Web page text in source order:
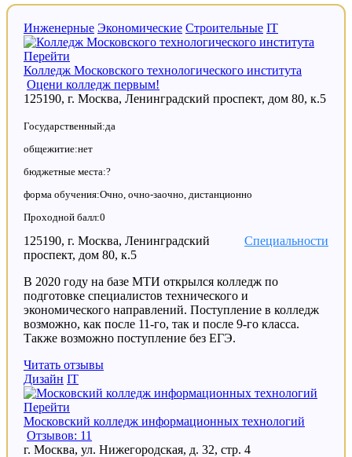
Инженерные Экономические Строительные IT
Перейти
Колледж Московского технологического института
Оцени колледж первым!
125190, г. Москва, Ленинградский проспект, дом 80, к.5
Государственный:да
общежитие:нет
бюджетные места:?
форма обучения:Очно, очно-заочно, дистанционно
Проходной балл:0
Специальности
125190, г. Москва, Ленинградский
проспект, дом 80, к.5
В 2020 году на базе МТИ открылся колледж по
подготовке специалистов технического и
экономического направлений. Поступление в колледж
возможно, как после 11-го, так и после 9-го класса.
Также возможно поступление без ЕГЭ.
Читать отзывы
Дизайн IT
Перейти
Московский колледж информационных технологий
Отзывов: 11
г. Москва, ул. Нижегородская, д. 32, стр. 4